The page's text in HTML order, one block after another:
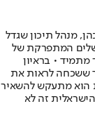
מנהל תיכון שגדל
המתפרקת של
מתמיד • בראיון
ששכחה לראות את
הוא מתעקש להשאיר
זה לא